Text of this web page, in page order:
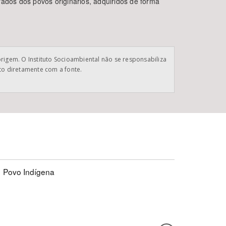
O Instituto Socioambiental não se responsabiliza
diretamente com a fonte.
Povo Indígena